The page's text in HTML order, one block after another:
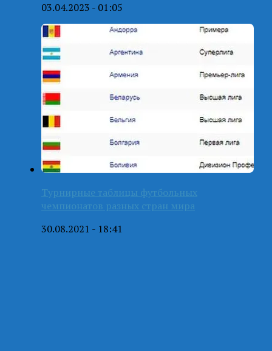
03.04.2023 - 01:05
Турнирные таблицы футбольных
чемпионатов разных стран мира
30.08.2021 - 18:41